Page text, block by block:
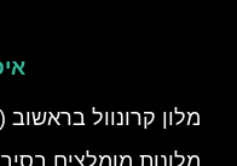
מלון קרונוול בראשוב (Kronwell Brasov Hotel)